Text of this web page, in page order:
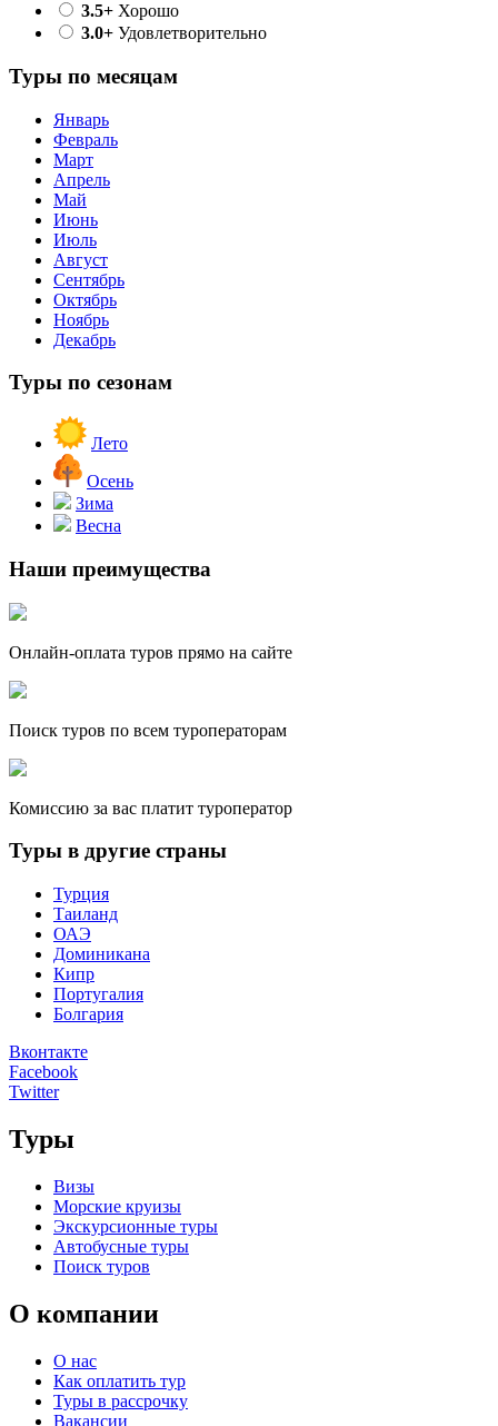
3.5+ Хорошо
3.0+ Удовлетворительно
Туры по месяцам
Январь
Февраль
Март
Апрель
Май
Июнь
Июль
Август
Сентябрь
Октябрь
Ноябрь
Декабрь
Туры по сезонам
Лето
Осень
Зима
Весна
Наши преимущества
Онлайн-оплата туров прямо на сайте
Поиск туров по всем туроператорам
Комиссию за вас платит туроператор
Туры в другие страны
Турция
Таиланд
ОАЭ
Доминикана
Кипр
Португалия
Болгария
Вконтакте
Facebook
Twitter
Туры
Визы
Морские круизы
Экскурсионные туры
Автобусные туры
Поиск туров
О компании
О нас
Как оплатить тур
Туры в рассрочку
Вакансии